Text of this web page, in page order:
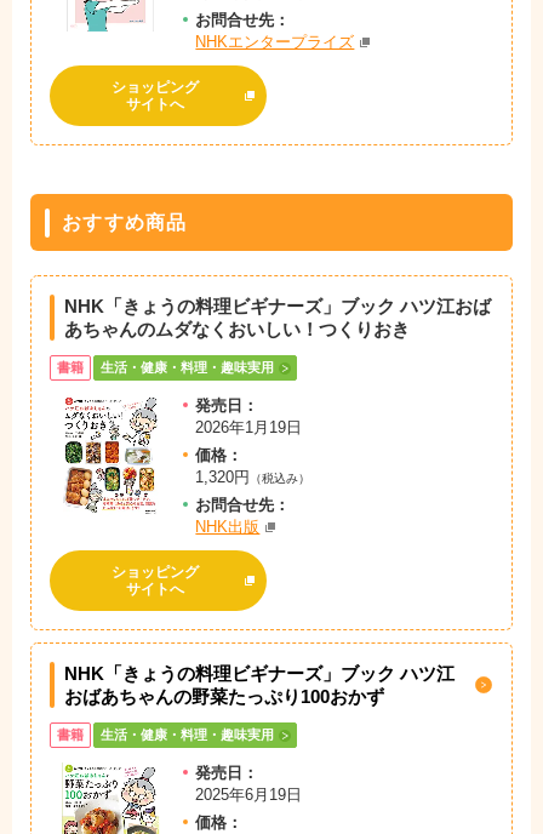
お問合せ先：
NHKエンタープライズ
ショッピング
サイトへ
おすすめ商品
NHK「きょうの料理ビギナーズ」ブック ハツ江おば
あちゃんのムダなくおいしい！つくりおき
書籍 生活・健康・料理・趣味実用
発売日：
2026年1月19日
価格：
1,320円
（税込み）
お問合せ先：
NHK出版
ショッピング
サイトへ
NHK「きょうの料理ビギナーズ」ブック ハツ江
おばあちゃんの野菜たっぷり100おかず
書籍 生活・健康・料理・趣味実用
発売日：
2025年6月19日
価格：